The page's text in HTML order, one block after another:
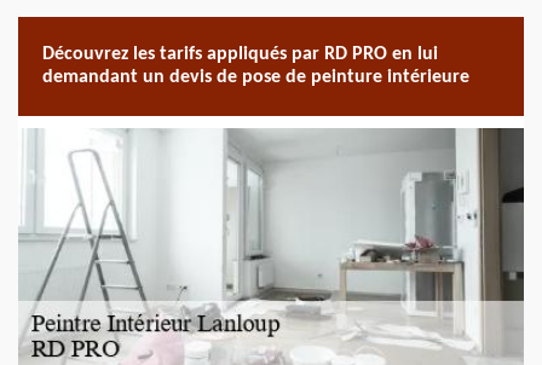
Découvrez les tarifs appliqués par RD PRO en lui
demandant un devis de pose de peinture intérieure